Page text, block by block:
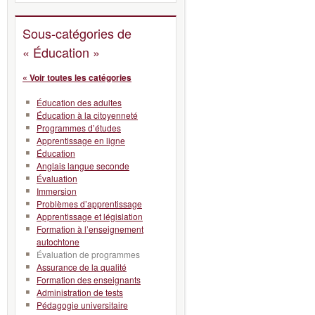
Sous-catégories de
« Éducation »
« Voir toutes les catégories
Éducation des adultes
Éducation à la citoyenneté
Programmes d’études
Apprentissage en ligne
Éducation
Anglais langue seconde
Évaluation
Immersion
Problèmes d’apprentissage
Apprentissage et législation
Formation à l’enseignement
autochtone
Évaluation de programmes
Assurance de la qualité
Formation des enseignants
Administration de tests
Pédagogie universitaire